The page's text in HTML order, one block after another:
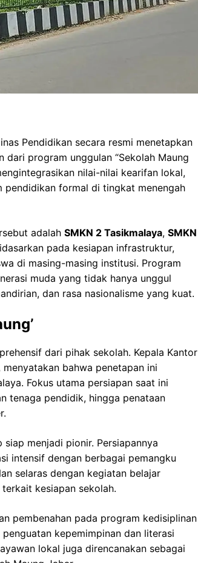
Pendidikan secara resmi menetapkan
program unggulan “Sekolah Maung
nilai-nilai kearifan lokal,
pendidikan formal di tingkat menengah
adalah SMKN 2 Tasikmalaya, SMKN
pada kesiapan infrastruktur,
di masing-masing institusi. Program
muda yang tidak hanya unggul
dan rasa nasionalisme yang kuat.
dari pihak sekolah. Kepala Kantor
bahwa penetapan ini
Fokus utama persiapan saat ini
tenaga pendidik, hingga penataan
menjadi pionir. Persiapannya
intensif dengan berbagai pemangku
selaras dengan kegiatan belajar
kesiapan sekolah.
pembenahan pada program kedisiplinan
kepemimpinan dan literasi
lokal juga direncanakan sebagai